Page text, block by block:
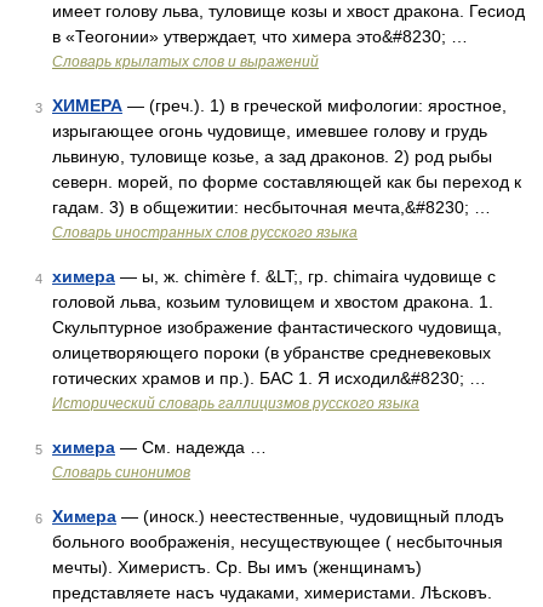
имеет голову льва, туловище козы и хвост дракона. Гесиод
в «Теогонии» утверждает, что химера это&#8230; …
Словарь крылатых слов и выражений
3 ХИМЕРА — (греч.). 1) в греческой мифологии: яростное,
изрыгающее огонь чудовище, имевшее голову и грудь
львиную, туловище козье, а зад драконов. 2) род рыбы
северн. морей, по форме составляющей как бы переход к
гадам. 3) в общежитии: несбыточная мечта,&#8230; …
Словарь иностранных слов русского языка
4 химера — ы, ж. chimère f. &LT;, гр. chimaira чудовище с
головой льва, козьим туловищем и хвостом дракона. 1.
Скульптурное изображение фантастического чудовища,
олицетворяющего пороки (в убранстве средневековых
готических храмов и пр.). БАС 1. Я исходил&#8230; …
Исторический словарь галлицизмов русского языка
5 химера — См. надежда …
Словарь синонимов
6 Химера — (иноск.) неестественные, чудовищный плодъ
больного воображенія, несуществующее ( несбыточныя
мечты). Химеристъ. Ср. Вы имъ (женщинамъ)
представляете насъ чудаками, химеристами. Лѣсковъ.